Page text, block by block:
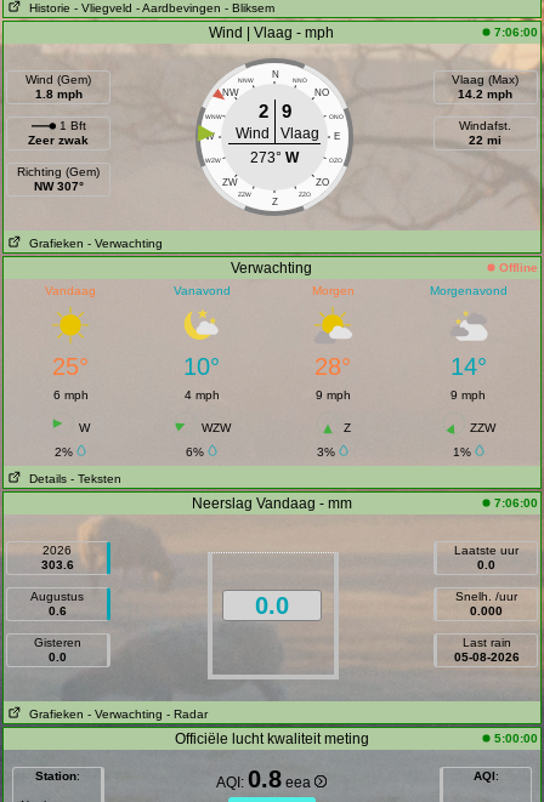
Historie - Vliegveld - Aardbevingen - Bliksem
Wind | Vlaag - mph 7:06:00
Wind (Gem)
1.8 mph
1 Bft
Zeer zwak
Richting (Gem)
NW 307°
N
NNW NNO
NW NO
WNW ONO
W E
WZW OZO
ZW ZO
ZZW ZZO
Z
2 9
Wind
Vlaag
273° W
Vlaag (Max)
14.2 mph
Windafst.
22 mi
Grafieken - Verwachting
Verwachting
Offline
Vandaag
Vanavond Morgen Morgenavond
25° 10° 28° 14°
6 mph 4 mph 9 mph 9 mph
W WZW Z
ZZW
2%
6% 3%
1%
Details - Teksten
Neerslag Vandaag - mm 7:06:00
2026
303.6
Augustus
0.6
Gisteren
0.0
0.0
Laatste uur
0.0
Snelh. /uur
0.000
Last rain
05-08-2026
Grafieken - Verwachting - Radar
Officiële lucht kwaliteit meting 5:00:00
Station: AQI:0.8 eea AQI: